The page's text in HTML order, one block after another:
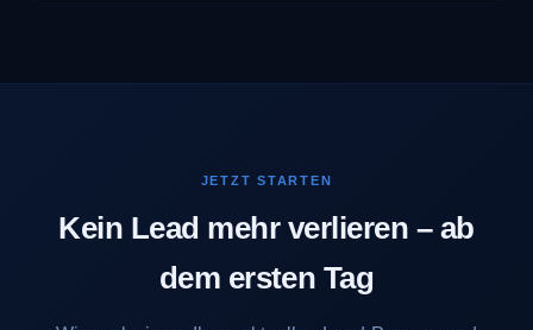
JETZT STARTEN
Kein Lead mehr verlieren – ab
dem ersten Tag